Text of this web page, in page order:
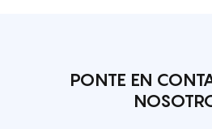
PONTE EN